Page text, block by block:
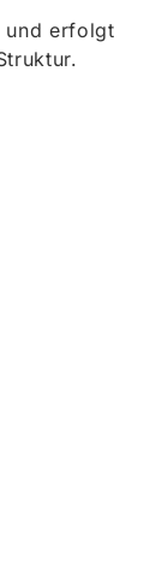
und erfolgt